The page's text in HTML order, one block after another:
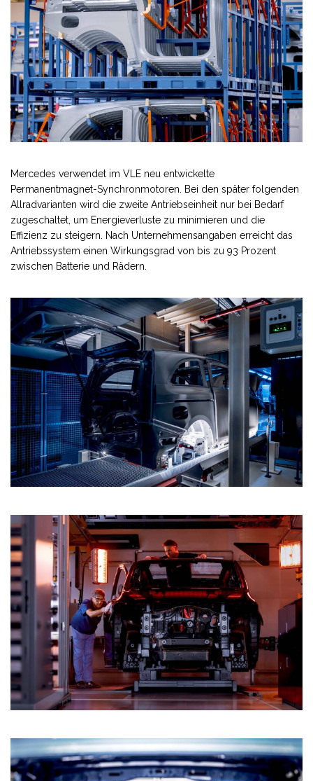
Mercedes verwendet im VLE neu entwickelte
Permanentmagnet-Synchronmotoren. Bei den später folgenden
Allradvarianten wird die zweite Antriebseinheit nur bei Bedarf
zugeschaltet, um Energieverluste zu minimieren und die
Effizienz zu steigern. Nach Unternehmensangaben erreicht das
Antriebssystem einen Wirkungsgrad von bis zu 93 Prozent
zwischen Batterie und Rädern.